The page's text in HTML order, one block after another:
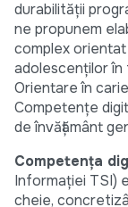
durabilității
ne propunem
complex
adolescenților
Orientare în
Competențe
de învățământ
Competența
Informației TSI)
cheie,